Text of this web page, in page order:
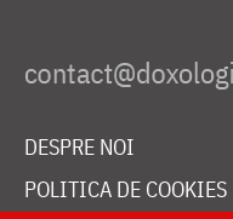
DESPRE NOI
POLITICA DE COOKIES